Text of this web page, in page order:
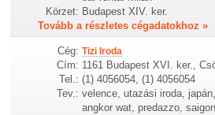
Körzet: Budapest XIV. ker.
Tovább a részletes cégadatokhoz »
Cég: Tizi Iroda
Cím: 1161 Budapest XVI. ker.,
Tel.: (1) 4056054, (1) 4056054
Tev.: velence, utazási iroda,
angkor wat, predazzo,